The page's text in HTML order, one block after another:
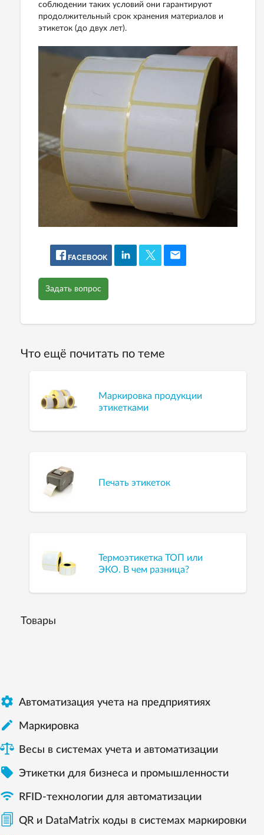
соблюдении таких условий они гарантируют
продолжительный срок хранения материалов и
этикеток (до двух лет).
FACEBOOK
Задать вопрос
Что ещё почитать по теме
Маркировка продукции
этикетками
Печать этикеток
Термоэтикетка ТОП или
ЭКО. В чем разница?
Товары
 Автоматизация учета на предприятиях
 Маркировка
Весы в системах учета и автоматизации
 Этикетки для бизнеса и промышленности
 RFID-технологии для автоматизации
QR и DataMatrix коды в системах маркировки